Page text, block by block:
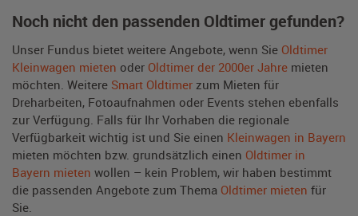
Noch nicht den passenden Oldtimer gefunden?
Unser Fundus bietet weitere Angebote, wenn Sie Oldtimer
Kleinwagen mieten oder Oldtimer der 2000er Jahre mieten
möchten. Weitere Smart Oldtimer zum Mieten für
Dreharbeiten, Fotoaufnahmen oder Events stehen ebenfalls
zur Verfügung. Falls für Ihr Vorhaben die regionale
Verfügbarkeit wichtig ist und Sie einen Kleinwagen in Bayern
mieten möchten bzw. grundsätzlich einen Oldtimer in
Bayern mieten wollen – kein Problem, wir haben bestimmt
die passenden Angebote zum Thema Oldtimer mieten für
Sie.